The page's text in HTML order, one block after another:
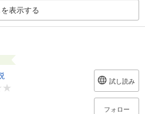
表示する
試し読み
フォロー